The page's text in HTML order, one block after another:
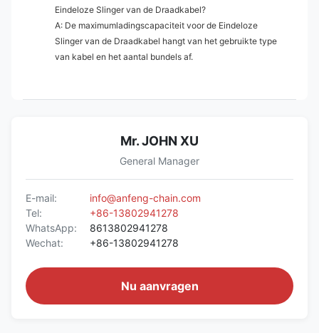
Eindeloze Slinger van de Draadkabel?
A: De maximumladingscapaciteit voor de Eindeloze
Slinger van de Draadkabel hangt van het gebruikte type
van kabel en het aantal bundels af.
Mr. JOHN XU
General Manager
E-mail:
info@anfeng-chain.com
Tel:
+86-13802941278
WhatsApp:
8613802941278
Wechat:
+86-13802941278
Nu aanvragen